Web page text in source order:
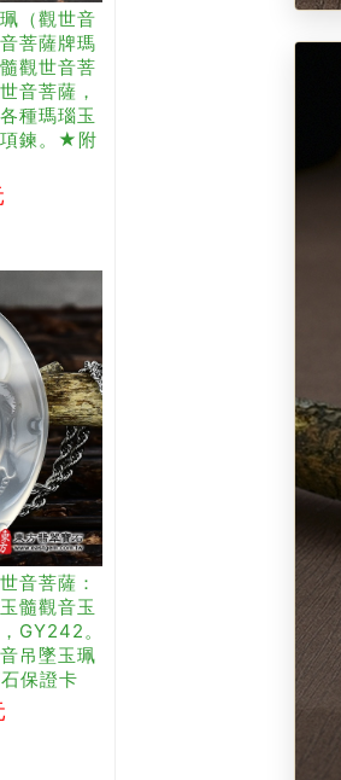
（觀世音
菩薩牌瑪
觀世音菩
音菩薩，
種瑪瑙玉
項鍊。★附
音菩薩：
髓觀音玉
GY242。
吊墜玉珮
保證卡